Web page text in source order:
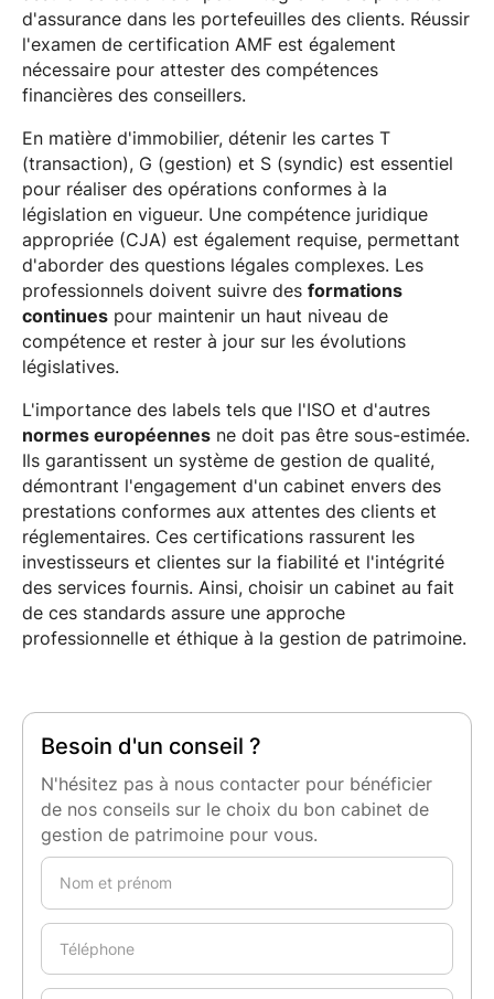
d'assurance dans les portefeuilles des clients. Réussir
l'examen de certification AMF est également
nécessaire pour attester des compétences
financières des conseillers.
En matière d'immobilier, détenir les cartes T
(transaction), G (gestion) et S (syndic) est essentiel
pour réaliser des opérations conformes à la
législation en vigueur. Une compétence juridique
appropriée (CJA) est également requise, permettant
d'aborder des questions légales complexes. Les
professionnels doivent suivre des formations
continuespour maintenir un haut niveau de
compétence et rester à jour sur les évolutions
législatives.
L'importance des labels tels que l'ISO et d'autres
normes européennesne doit pas être sous-estimée.
Ils garantissent un système de gestion de qualité,
démontrant l'engagement d'un cabinet envers des
prestations conformes aux attentes des clients et
réglementaires. Ces certifications rassurent les
investisseurs et clientes sur la fiabilité et l'intégrité
des services fournis. Ainsi, choisir un cabinet au fait
de ces standards assure une approche
professionnelle et éthique à la gestion de patrimoine.
Besoin d'un conseil ?
N'hésitez pas à nous contacter pour bénéficier
de nos conseils sur le choix du bon cabinet de
gestion de patrimoine pour vous.